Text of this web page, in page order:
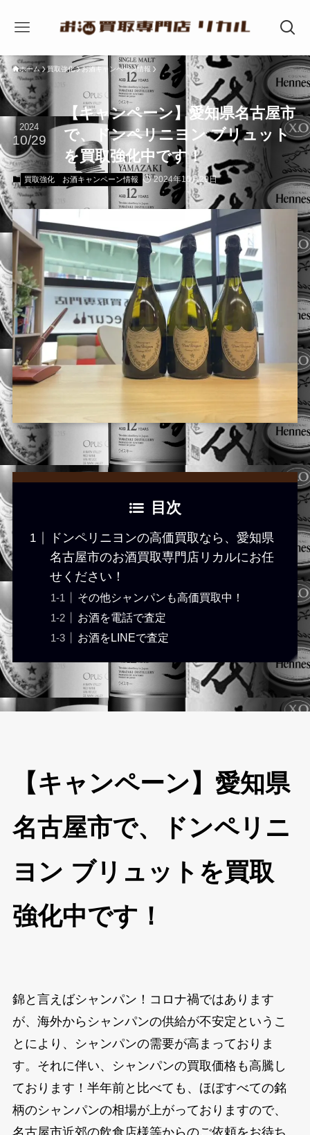
ホーム 買取強化 お酒キャンペーン情報
【キャンペーン】愛知県名古屋市
で、ドンペリニヨン ブリュット
を買取強化中です！
2024
10/29
買取強化 お酒キャンペーン情報 2024年10月29日
目次
ドンペリニヨンの高価買取なら、愛知県
名古屋市のお酒買取専門店リカルにお任
せください！
その他シャンパンも高価買取中！
お酒を電話で査定
お酒をLINEで査定
【キャンペーン】愛知県
名古屋市で、ドンペリニ
ヨン ブリュットを買取
強化中です！
錦と言えばシャンパン！コロナ禍ではあります
が、海外からシャンパンの供給が不安定というこ
とにより、シャンパンの需要が高まっておりま
す。それに伴い、シャンパンの買取価格も高騰し
ております！半年前と比べても、ほぼすべての銘
柄のシャンパンの相場が上がっておりますので、
名古屋市近郊の飲食店様等からのご依頼をお待ち